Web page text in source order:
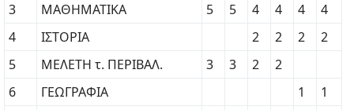
3
ΜΑΘΗΜΑΤΙΚΑ 5 5 4 4 4
4
4
ΙΣΤΟΡΙΑ 2 2 2
2
5
ΜΕΛΕΤΗ τ. ΠΕΡΙΒΑΛ. 3 3 2
2
6
ΓΕΩΓΡΑΦΙΑ 1
1